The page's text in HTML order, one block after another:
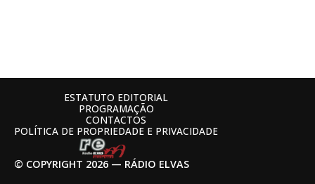
© COPYRIGHT 2026 — RÁDIO ELVAS
ESTATUTO EDITORIAL
PROGRAMAÇÃO
CONTACTOS
POLÍTICA DE PROPRIEDADE E PRIVACIDADE